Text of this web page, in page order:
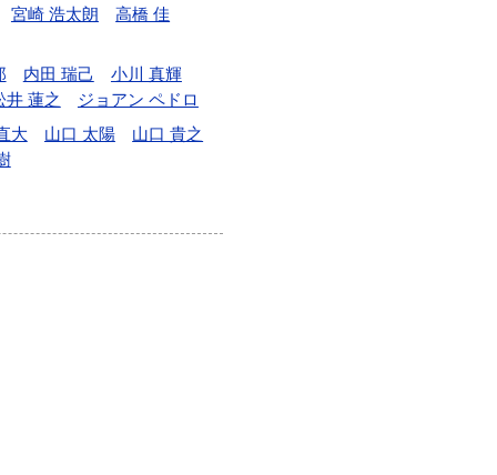
宮崎 浩太朗
高橋 佳
内田 瑞己
小川 真輝
井 蓮之
ジョアン ペドロ
大 山口 太陽
山口 貴之